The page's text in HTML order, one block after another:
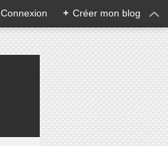
Connexion + Créer mon blog